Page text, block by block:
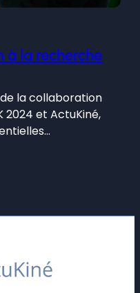
à la recherche
la collaboration
2024 et ActuKiné,